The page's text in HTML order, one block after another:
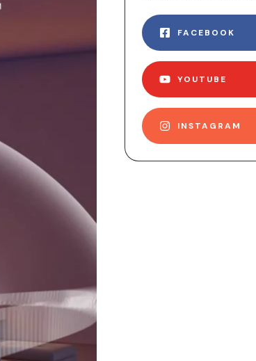
FACEBOOK
YOUTUBE
INSTAGRAM